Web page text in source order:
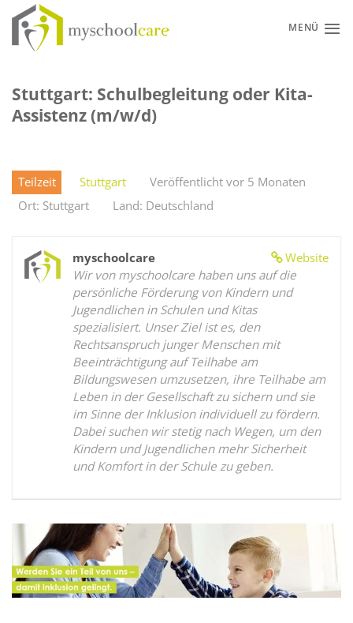
Zum
Inhalt
springen
MENÜ
Stuttgart: Schulbegleitung oder Kita-
Assistenz (m/w/d)
Teilzeit Stuttgart
Veröffentlicht vor 5 Monaten
Ort: Stuttgart
Land: Deutschland
Website
myschoolcare
Wir von myschoolcare haben uns auf die
persönliche Förderung von Kindern und
Jugendlichen in Schulen und Kitas
spezialisiert. Unser Ziel ist es, den
Rechtsanspruch junger Menschen mit
Beeinträchtigung auf Teilhabe am
Bildungswesen umzusetzen, ihre Teilhabe am
Leben in der Gesellschaft zu sichern und sie
im Sinne der Inklusion individuell zu fördern.
Dabei suchen wir stetig nach Wegen, um den
Kindern und Jugendlichen mehr Sicherheit
und Komfort in der Schule zu geben.